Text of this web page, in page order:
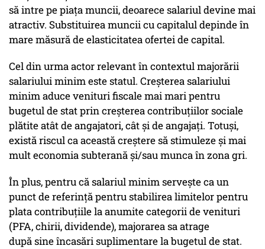
să intre pe piața muncii, deoarece salariul devine mai
atractiv. Substituirea muncii cu capitalul depinde în
mare măsură de elasticitatea ofertei de capital.
Cel din urma actor relevant în contextul majorării
salariului minim este statul. Creşterea salariului
minim aduce venituri fiscale mai mari pentru
bugetul de stat prin creșterea contribuțiilor sociale
plătite atât de angajatori, cât și de angajați. Totuși,
există riscul ca această creștere să stimuleze şi mai
mult economia subterană și/sau munca în zona gri.
În plus, pentru că salariul minim serveşte ca un
punct de referinţă pentru stabilirea limitelor pentru
plata contribuțiile la anumite categorii de venituri
(PFA, chirii, dividende), majorarea sa atrage
după sine încasări suplimentare la bugetul de stat.